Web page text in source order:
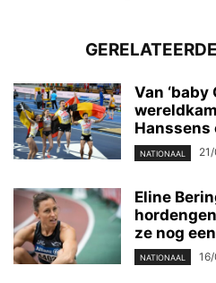
Van ‘baby
Hanssens
NATIONAAL
Eline
ze nog
NATIONAAL